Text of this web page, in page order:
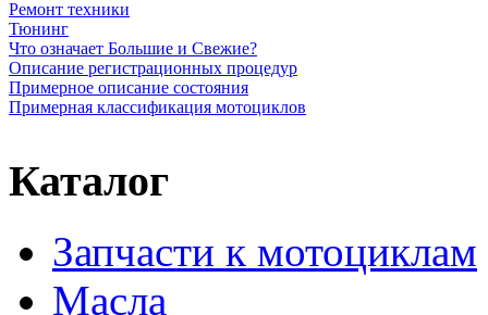
Ремонт техники
Тюнинг
Что означает Большие и Свежие?
Описание регистрационных процедур
Примерное описание состояния
Примерная классификация мотоциклов
Каталог
Запчасти к мотоциклам
Масла